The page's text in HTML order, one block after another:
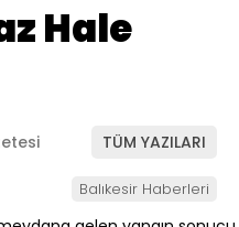
Hale
TÜM YAZILARI
Balıkesir Haberleri